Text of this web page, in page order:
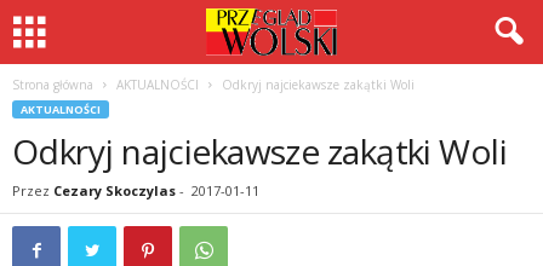
Strona główna AKTUALNOŚCI Odkryj najciekawsze zakątki Woli
AKTUALNOŚCI
Odkryj najciekawsze zakątki Woli
Przez Cezary Skoczylas - 2017-01-11